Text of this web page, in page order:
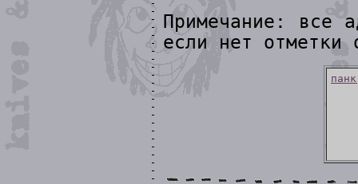
Примечание: все
если нет отметки